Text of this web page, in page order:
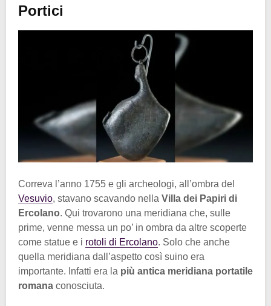
Portici
Correva l’anno 1755 e gli archeologi, all’ombra del
Vesuvio, stavano scavando nella Villa dei Papiri di
Ercolano. Qui trovarono una meridiana che, sulle
prime, venne messa un po’ in ombra da altre scoperte
come statue e i rotoli di Ercolano. Solo che anche
quella meridiana dall’aspetto così suino era
importante. Infatti era la più antica meridiana portatile
romana conosciuta.